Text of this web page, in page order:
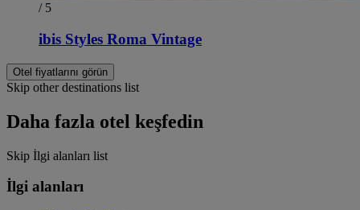
/ 5
ibis Styles Roma Vintage
Otel fiyatlarını görün
Skip other destinations list
Daha fazla otel keşfedin
Skip İlgi alanları list
İlgi alanları